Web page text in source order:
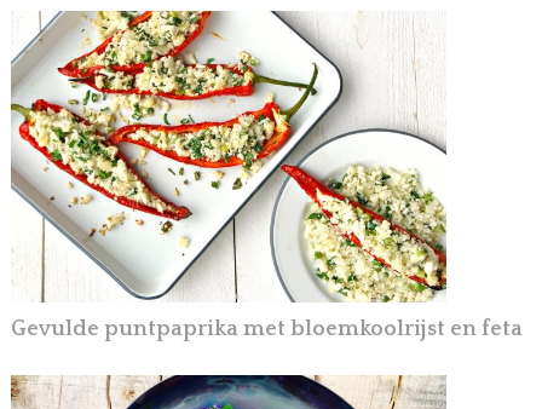
Gevulde puntpaprika met bloemkoolrijst en feta